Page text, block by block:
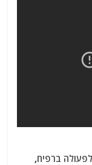
ברפיח,